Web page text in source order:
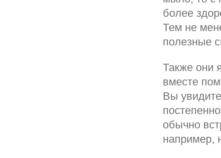
более
Тем не
полезные
Также они
вместе
Вы
обычно
например,